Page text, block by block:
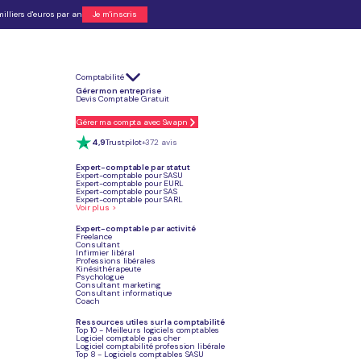
d'euros par an Je m'inscris
Comptabilité
Gérer mon entreprise
Devis Comptable Gratuit
Gérer ma compta avec Swapn
4,9Trustpilot+372 avis
Expert-comptable par statut
Expert-comptable pour SASU
Expert-comptable pour EURL
Expert-comptable pour SAS
Expert-comptable pour SARL
Voir plus >
Expert-comptable par activité
Freelance
Consultant
Infirmier libéral
Professions libérales
Kinésithérapeute
Psychologue
Consultant marketing
Consultant informatique
Coach
Ressources utiles sur la comptabilité
Top 10 - Meilleurs logiciels comptables
Logiciel comptable pas cher
Logiciel comptabilité profession libérale
Top 8 - Logiciels comptables SASU
dissolution, liquidation et radiation.
administratives.
de greffe et les honoraires éventuels du liquidateur.
, plus contraignante.